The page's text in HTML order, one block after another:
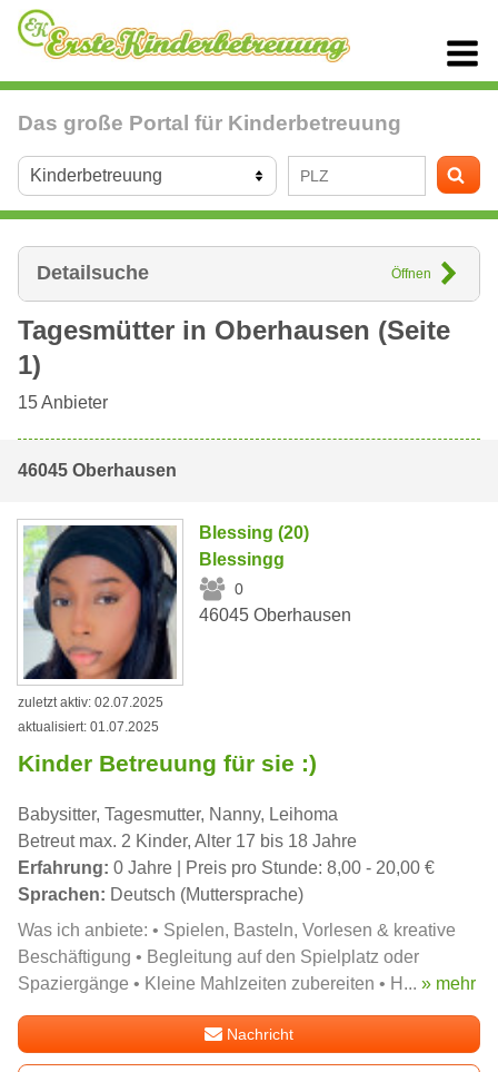
Das große Portal für Kinderbetreuung
Detailsuche Öffnen
Tagesmütter in Oberhausen (Seite
1)
15Anbieter
46045 Oberhausen
Blessing (20)
Blessingg
0
46045 Oberhausen
zuletzt aktiv: 02.07.2025
aktualisiert: 01.07.2025
Kinder Betreuung für sie :)
Babysitter, Tagesmutter, Nanny, Leihoma
Betreut max. 2 Kinder, Alter 17 bis 18 Jahre
Erfahrung: 0 Jahre | Preis pro Stunde: 8,00 - 20,00 €
Sprachen: Deutsch (Muttersprache)
Was ich anbiete: • Spielen, Basteln, Vorlesen & kreative
Beschäftigung • Begleitung auf den Spielplatz oder
Spaziergänge • Kleine Mahlzeiten zubereiten • H... » mehr
Nachricht